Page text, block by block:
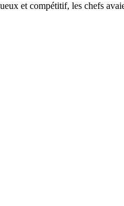
et compétitif, les chefs